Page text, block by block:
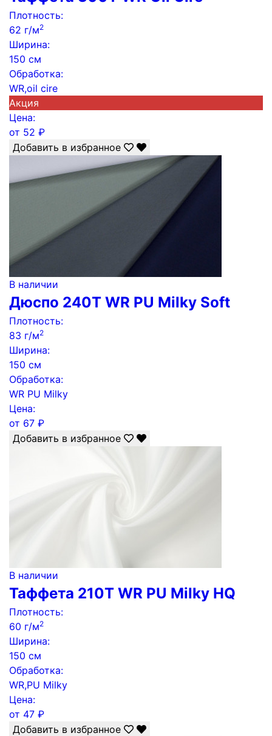
Плотность:
62 г/м2
Ширина:
150 см
Обработка:
WR,oil cire
Акция
Цена:
от 52 ₽
Добавить в избранное
В наличии
Дюспо 240Т WR PU Milky Soft
Плотность:
83 г/м2
Ширина:
150 см
Обработка:
WR PU Milky
Цена:
от 67 ₽
Добавить в избранное
В наличии
Таффета 210Т WR PU Milky HQ
Плотность:
60 г/м2
Ширина:
150 см
Обработка:
WR,PU Milky
Цена:
от 47 ₽
Добавить в избранное